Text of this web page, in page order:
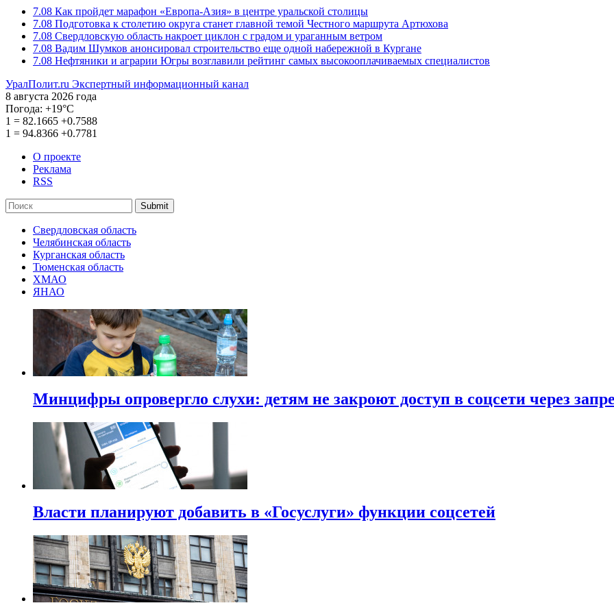
7.08 Как пройдет марафон «Европа-Азия» в центре уральской столицы
7.08 Подготовка к столетию округа станет главной темой Честного маршрута Артюхова
7.08 Свердловскую область накроет циклон с градом и ураганным ветром
7.08 Вадим Шумков анонсировал строительство еще одной набережной в Кургане
7.08 Нефтяники и аграрии Югры возглавили рейтинг самых высокооплачиваемых специалистов
УралПолит.ru Экспертный информационный канал
8 августа 2026 года
Погода: +19°С
1 = 82.1665 +0.7588
1 = 94.8366 +0.7781
О проекте
Реклама
RSS
Submit
Свердловская область
Челябинская область
Курганская область
Тюменская область
ХМАО
ЯНАО
Минцифры опровергло слухи: детям не закроют доступ в соцсети через
Власти планируют добавить в «Госуслуги» функции соцсетей